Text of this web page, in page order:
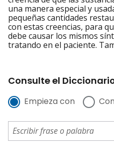
una manera especial y
pequeñas cantidades
con estas creencias, para
debe causar los mismos
tratando en el paciente.
Consulte el
Empieza con